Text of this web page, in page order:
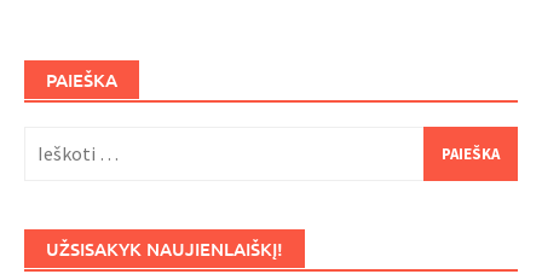
PAIEŠKA
UŽSISAKYK NAUJIENLAIŠKĮ!